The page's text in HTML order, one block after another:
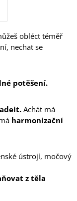
obléct téměř
nechat se
potěšení.
Achát má
harmonizační
ústrojí, močový
z těla